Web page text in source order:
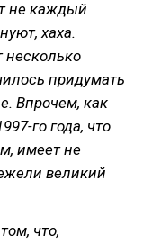
не каждый
хаха.
несколько
придумать
Впрочем, как
го года, что
имеет не
великий
что,